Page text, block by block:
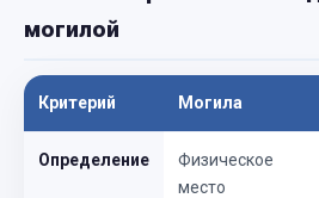
могилой
Критерий Могила
Определение
Физическое
место